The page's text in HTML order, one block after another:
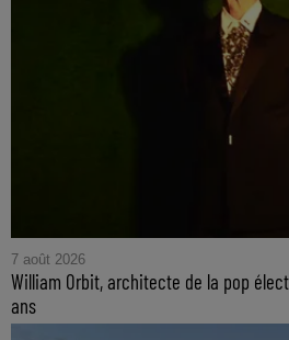
7 août 2026
William Orbit, architecte de la pop
ans